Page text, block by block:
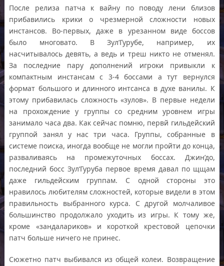
После релиза патча к вайну по поводу лени близов
прибавились крики о чрезмерной сложности новых
инстансов. Во-первых, даже в урезанном виде боссов
было многовато. В Зул’Гурубе, например, их
насчитывалось девять, а ведь и треш никто не отменял.
За последние пару дополнений игроки привыкли к
компактным инстансам с 3-4 боссами а тут вернулся
формат большого и длинного интсанса в духе ванилы. К
этому прибавилась сложность «зулов». В первые недели
на прохождение у группы со средним уровнем игры
занимало часа два. Как сейчас помню, первй гильдейский
группой занял у нас три часа. Группы, собранные в
системе поиска, иногда вообще не могли пройти до конца,
разваливаясь на промежуточных боссах. Джин’до,
последний босс Зул‘Гуруба первое время давал по щщам
даже гильдейским группам. С одной стороны это
нравилось любителям сложностей, которые видели в этом
правильность выбранного курса. С другой молчаливое
большинство продолжало уходить из игры. К тому же,
кроме «зандалариков» и короткой крестовой цепочки
патч больше ничего не принес.
Сюжетно патч выбивался из общей колеи. Возвращение